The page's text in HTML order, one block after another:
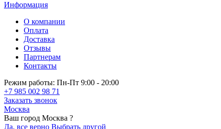
Информация
О компании
Оплата
Доставка
Отзывы
Партнерам
Контакты
Режим работы: Пн-Пт 9:00 - 20:00
+7 985 002 98 71
Заказать звонок
Москва
Ваш город Москва ?
Да, все верно Выбрать другой